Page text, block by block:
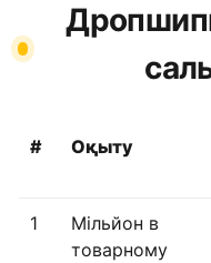
# Оқыту
1
Мільйон в
товарному